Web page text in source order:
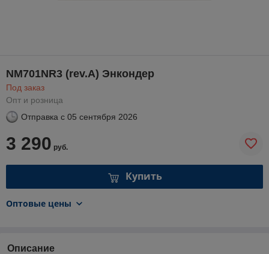
NM701NR3 (rev.A) Энкондер
Под заказ
Опт и розница
Отправка с 05 сентября 2026
3 290 руб.
Купить
Оптовые цены
Описание